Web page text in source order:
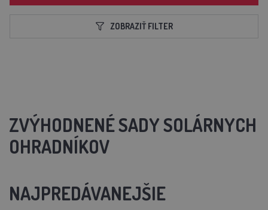
ZOBRAZIŤ FILTER
ZVÝHODNENÉ SADY SOLÁRNYCH
OHRADNÍKOV
NAJPREDÁVANEJŠIE